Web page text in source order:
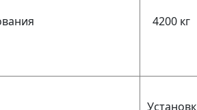
4200 кг
Установк